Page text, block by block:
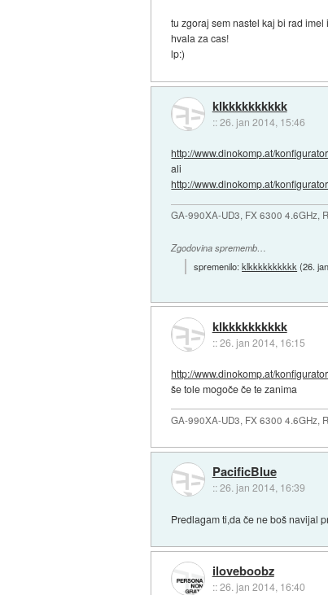
tu zgoraj sem nastel kaj bi rad
hvala za cas!
lp:)
klkkkkkkkkkk
::26. jan 2014, 15:46
http://www.dinokomp.at/
ali
http://www.dinokomp.at/
GA-990XA-UD3, FX 6300 4.6GHz,
Zgodovina sprememb…
spremenilo:klkkkkkkkkkk (26.
klkkkkkkkkkk
::26. jan 2014, 16:15
http://www.dinokomp.at/
še tole mogoče če te zanima
GA-990XA-UD3, FX 6300 4.6GHz,
PacificBlue
::26. jan 2014, 16:39
Predlagam ti,da če ne boš navijal
iloveboobz
::26. jan 2014, 16:40